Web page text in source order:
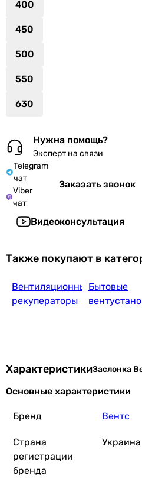
400
450
500
550
630
Нужна помощь?
Эксперт на связи
Telegram
чат
Viber
чат
Заказать звонок
Видеоконсультация
Также покупают в
Вентиляционные
рекуператоры
Бытовые
ХарактеристикиЗаслонка
Основные характеристики
Бренд Вентс
Страна
регистрации
бренда
Украина